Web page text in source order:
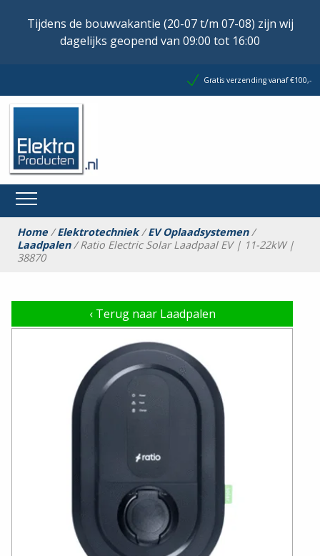
Tijdens de bouwvakantie (20-07 t/m 07-08) zijn wij
dagelijks geopend van 09:00 tot 16:00
Gratis verzending vanaf €100,-
Home/Elektrotechniek/EV Oplaadsystemen/
Laadpalen/ Ratio Electric Solar Laadpaal EV | 11-22kW |
38870
‹Terug naar Laadpalen